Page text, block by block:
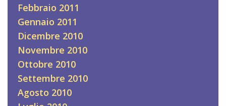
Febbraio 2011
Gennaio 2011
Dicembre 2010
Novembre 2010
Ottobre 2010
Settembre 2010
Agosto 2010